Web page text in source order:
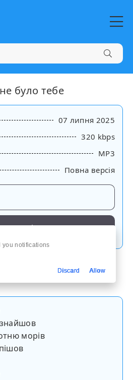
було тебе
07 липня 2025
320 kbps
MP3
Повна версія
пісню
морів
you notifications
Discard Allow